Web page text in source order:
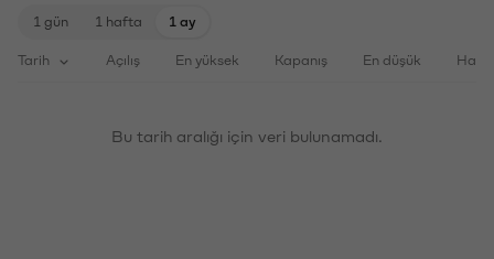
1 gün 1 hafta 1 ay
Tarih Açılış En yüksek Kapanış En düşük
Bu tarih aralığı için veri bulunamadı.